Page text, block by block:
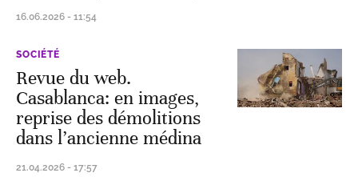
16.06.2026 - 11:54
SOCIÉTÉ
Revue du web.
Casablanca: en images,
reprise des démolitions
dans l’ancienne médina
21.04.2026 - 17:57